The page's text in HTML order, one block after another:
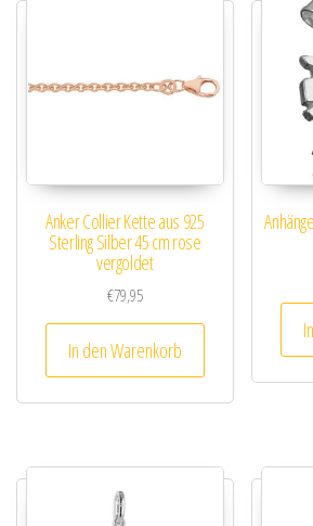
Anker Collier Kette aus 925
Sterling Silber 45 cm rose
vergoldet
€79,95
In den Warenkorb